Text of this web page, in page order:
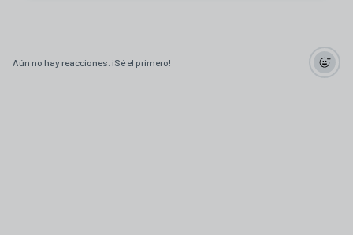
Aún no hay reacciones. ¡Sé el primero!